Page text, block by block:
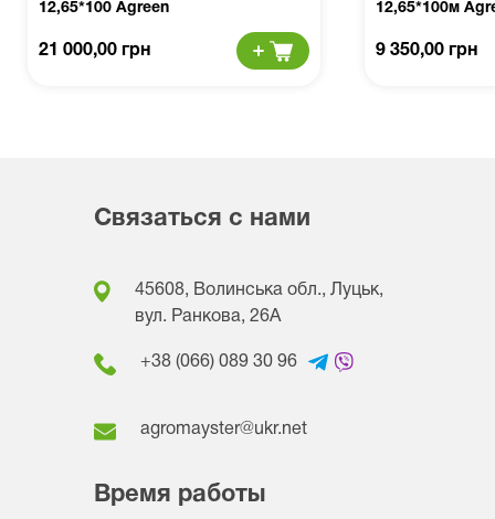
12,65*100 Agreen
21 000,00 грн
12,65*100м
9 350,00 грн
Связаться с нами
45608, Волинська обл., Луцьк,
вул. Ранкова, 26A
+38 (066) 089 30 96
agromayster@ukr.net
Время работы